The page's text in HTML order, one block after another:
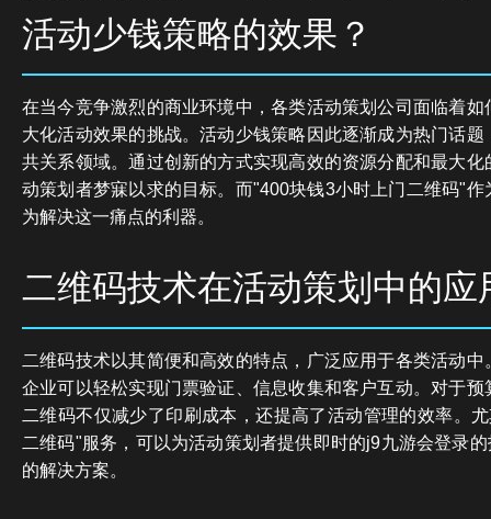
活动少钱策略的效果？
在当今竞争激烈的商业环境中，各类活动策划公司面临着
大化活动效果的挑战。活动少钱策略因此逐渐成为热门话
共关系领域。通过创新的方式实现高效的资源分配和最大
动策划者梦寐以求的目标。而"400块钱3小时上门二维码"
为解决这一痛点的利器。
二维码技术在活动策划中的应
二维码技术以其简便和高效的特点，广泛应用于各类活动
企业可以轻松实现门票验证、信息收集和客户互动。对于
二维码不仅减少了印刷成本，还提高了活动管理的效率。
二维码"服务，可以为活动策划者提供即时的j9九游会登录
的解决方案。